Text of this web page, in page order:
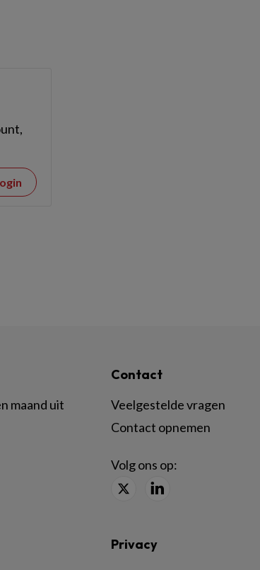
maand uit
Contact
Veelgestelde vragen
Contact opnemen
Volg ons op:
Privacy